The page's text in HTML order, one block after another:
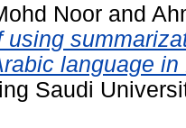
Noor and
using
language
Saudi